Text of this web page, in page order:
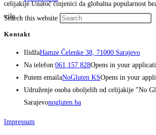
Search this website
celijakije.Unatoč činjenici da globalna popularnost
više…
Kontakt
IlidžaHamze Čelenke 38, 71000 Sarajevo
Na telefon:061 157 828Opens in your
Putem emailaNoGluten KSOpens in your
Udruženje osoba oboljelih od celijakije "No
Sarajevonogluten.ba
Impressum